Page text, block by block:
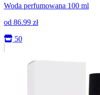
Woda perfumowana 100 ml
od 86.99 zł
50